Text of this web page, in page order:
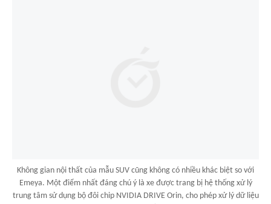
Không gian nội thất của mẫu SUV cũng không có nhiều khác biệt so với
Emeya. Một điểm nhất đáng chú ý là xe được trang bị hệ thống xử lý
trung tâm sử dụng bộ đôi chip NVIDIA DRIVE Orin, cho phép xử lý dữ liệu